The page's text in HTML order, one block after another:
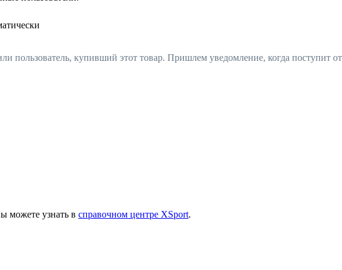
пользователь, купивший этот товар. Пришлем уведомление, когда поступит
можете узнать в справочном центре XSport.